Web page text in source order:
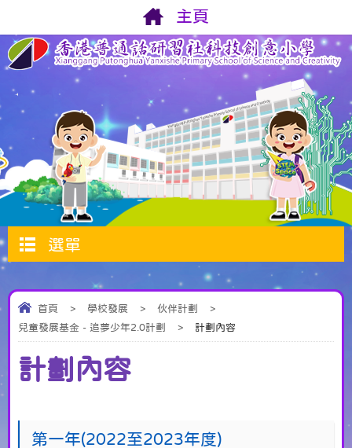
主頁
選單
首頁 > 學校發展 > 伙伴計劃
>
兒童發展基金 - 追夢少年2.0計劃
> 計劃內容
計劃內容
第一年(2022至2023年度)